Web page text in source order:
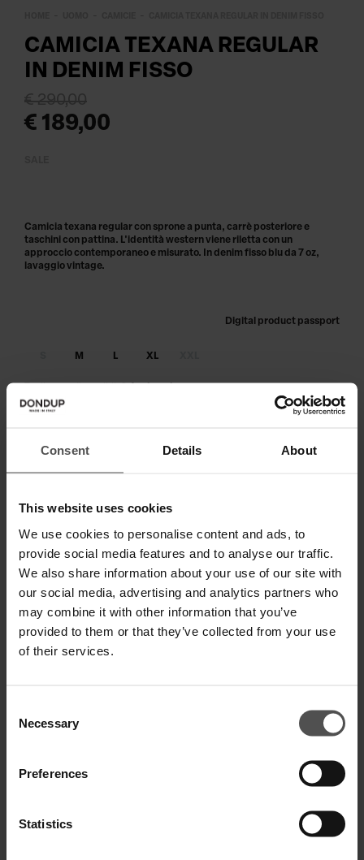
Consent Details About
This website uses cookies
We use cookies to personalise content and ads, to
provide social media features and to analyse our traffic.
We also share information about your use of our site with
our social media, advertising and analytics partners who
may combine it with other information that you’ve
provided to them or that they’ve collected from your use
of their services.
Selection
Necessary
Preferences
Statistics
CAMICIA TEXANA REGULAR
IN DENIM FISSO
€ 189,00
€ 290,00
Digital product passport
M L XL
Paga in 3 o 4 rate senza interessi.
Camicia texana regular con sprone a punta, carrè posteriore e
taschini con pattina. L'identità western viene riletta con un
approccio contemporaneo e misurato. In denim fisso blu da 7 oz,
lavaggio vintage.
SPEDIZIONE E RESO
SPECIFICHE TECNICHE
DIGITAL PRODUCT PASSPORT